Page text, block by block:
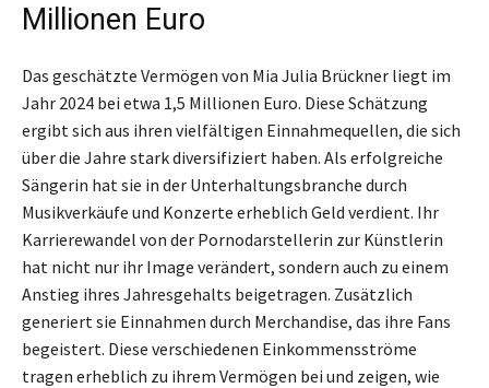
Millionen Euro
Das geschätzte Vermögen von Mia Julia Brückner liegt im
Jahr 2024 bei etwa 1,5 Millionen Euro. Diese Schätzung
ergibt sich aus ihren vielfältigen Einnahmequellen, die sich
über die Jahre stark diversifiziert haben. Als erfolgreiche
Sängerin hat sie in der Unterhaltungsbranche durch
Musikverkäufe und Konzerte erheblich Geld verdient. Ihr
Karrierewandel von der Pornodarstellerin zur Künstlerin
hat nicht nur ihr Image verändert, sondern auch zu einem
Anstieg ihres Jahresgehalts beigetragen. Zusätzlich
generiert sie Einnahmen durch Merchandise, das ihre Fans
begeistert. Diese verschiedenen Einkommensströme
tragen erheblich zu ihrem Vermögen bei und zeigen, wie